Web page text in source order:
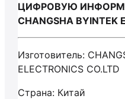
ЦИФРОВУЮ
CHANGSHA BYINTEK
Изготовитель:
ELECTRONICS CO.LTD
Страна: Китай